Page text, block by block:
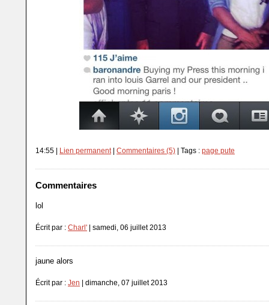
14:55 | Lien permanent| Commentaires (5) | Tags : page pute
Commentaires
lol
Écrit par : Charl' | samedi, 06 juillet 2013
jaune alors
Écrit par : Jen | dimanche, 07 juillet 2013